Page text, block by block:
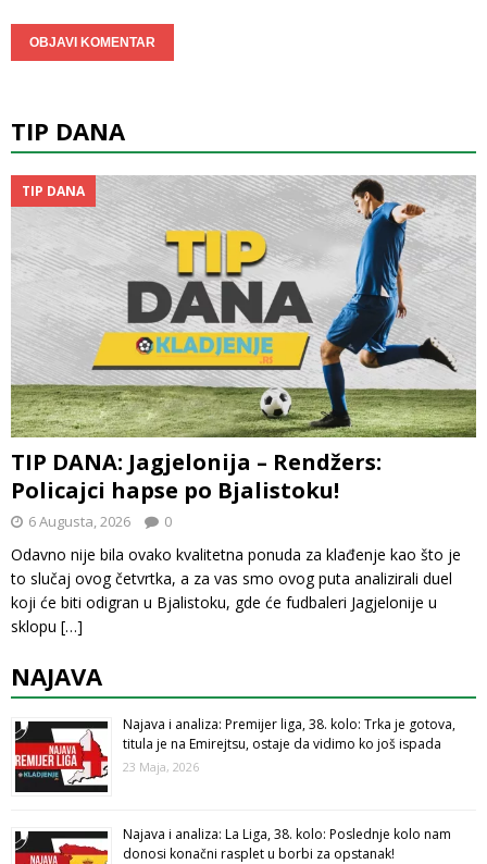
TIP DANA
TIP DANA
TIP DANA: Jagjelonija – Rendžers:
Policajci hapse po Bjalistoku!
6 Augusta, 2026 0
Odavno nije bila ovako kvalitetna ponuda za klađenje kao što je
to slučaj ovog četvrtka, a za vas smo ovog puta analizirali duel
koji će biti odigran u Bjalistoku, gde će fudbaleri Jagjelonije u
sklopu […]
NAJAVA
Najava i analiza: Premijer liga, 38. kolo: Trka je gotova,
titula je na Emirejtsu, ostaje da vidimo ko još ispada
23 Maja, 2026
Najava i analiza: La Liga, 38. kolo: Poslednje kolo nam
donosi konačni rasplet u borbi za opstanak!